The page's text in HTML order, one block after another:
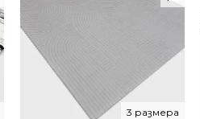
3 размера